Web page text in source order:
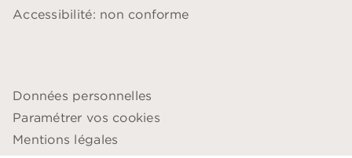
Accessibilité: non conforme
Données personnelles
Paramétrer vos cookies
Mentions légales